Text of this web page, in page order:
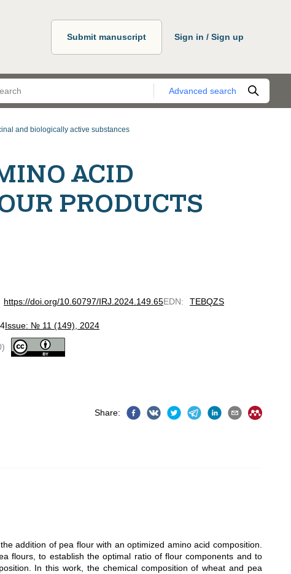
Submit manuscript Sign in / Sign up
Advanced search
and biologically active substances
ACID
PRODUCTS
https://doi.org/10.60797/IRJ.2024.149.65EDN: TEBQZS
Issue: № 11 (149), 2024
Share:
addition of pea flour with an optimized amino acid composition.
flours, to establish the optimal ratio of flour components and to
In this work, the chemical composition of wheat and pea